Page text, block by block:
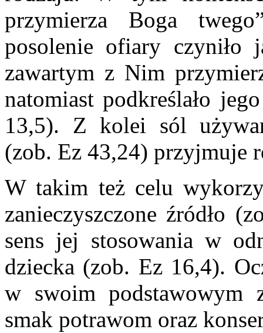
przymierza Boga
posolenie ofiary czyniło
zawartym z Nim
natomiast podkreślało
13,5). Z kolei sól
(zob. Ez 43,24) przyjmuje
W takim też celu
zanieczyszczone źródło
sens jej stosowania w
dziecka (zob. Ez 16,4).
w swoim podstawowym
smak potrawom oraz